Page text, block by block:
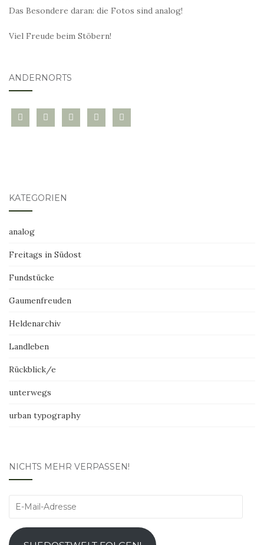
Das Besondere daran: die Fotos sind analog!
Viel Freude beim Stöbern!
ANDERNORTS
bloglovininstagramtwitter pinterest
mail
KATEGORIEN
analog
Freitags in Südost
Fundstücke
Gaumenfreuden
Heldenarchiv
Landleben
Rückblick/e
unterwegs
urban typography
NICHTS MEHR VERPASSEN!
E-
Adresse